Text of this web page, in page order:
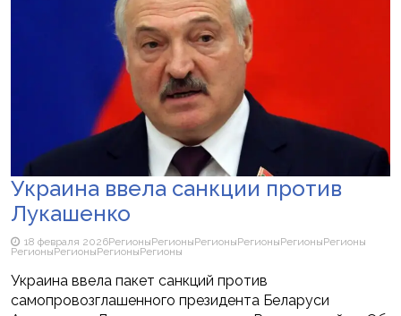
Украина ввела санкции против
Лукашенко
18 февраля 2026РегионыРегионыРегионыРегионыРегионыРегионы
РегионыРегионыРегионыРегионы
Украина ввела пакет санкций против
самопровозглашенного президента Беларуси